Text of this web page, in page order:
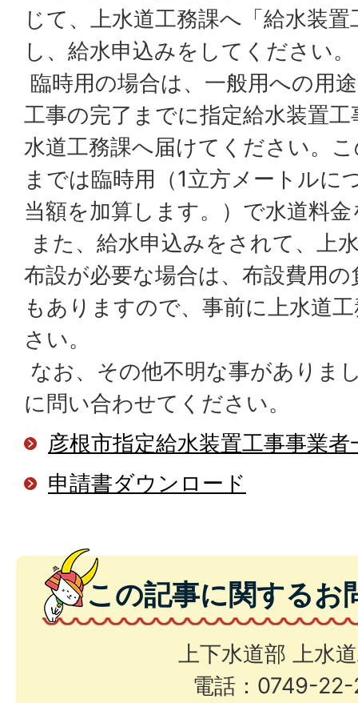
じて、上水道工務課へ「給水装
し、給水申込みをしてください。
臨時用の場合は、一般用への用
工事の完了までに指定給水装置
水道工務課へ届けてください。
までは臨時用（1立方メートルに
当額を加算します。）で水道料
また、給水申込みをされて、上
布設が必要な場合は、布設費用
もありますので、事前に上水道
さい。
なお、その他不明な事がありま
に問い合わせてください。
彦根市指定給水装置工事事業者
申請書ダウンロード
この記事に関するお
上下水道部 上水
電話：0749-